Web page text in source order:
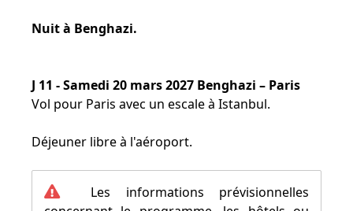
Nuit à Benghazi.
J 11 - Samedi 20 mars 2027 Benghazi – Paris
Vol pour Paris avec un escale à Istanbul.
Déjeuner libre à l'aéroport.
Les informations prévisionnelles